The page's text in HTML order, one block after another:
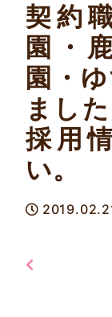
契約
園・
園・
まし
採用
い。